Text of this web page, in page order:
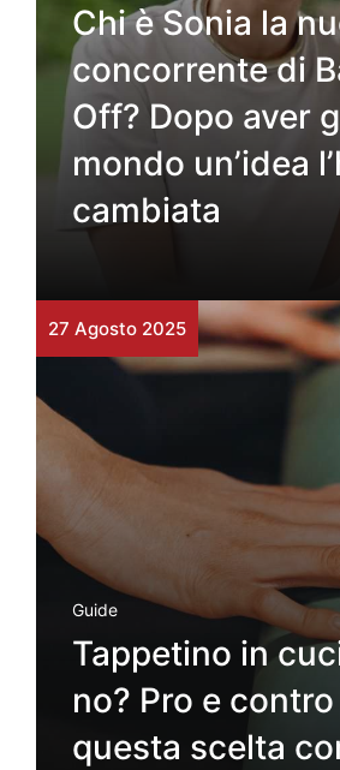
Chi è Sonia la
concorrente di
Off? Dopo aver
mondo un’idea
cambiata
27 Agosto 2025
Guide
Tappetino in
no? Pro e
questa scelta